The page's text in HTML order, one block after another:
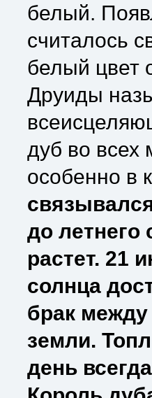
белый.
считалось
белый цвет
Друиды
дуб во всех
особенно в
до летнего
растет. 21
солнца
брак между
земли.
день